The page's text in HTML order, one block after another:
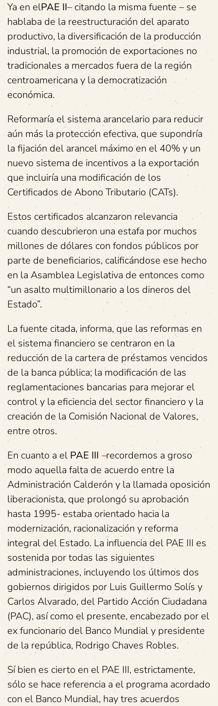
Ya en elPAE II– citando la misma fuente – se
hablaba de la reestructuración del aparato
productivo, la diversificación de la producción
industrial, la promoción de exportaciones no
tradicionales a mercados fuera de la región
centroamericana y la democratización
económica.
Reformaría el sistema arancelario para reducir
aún más la protección efectiva, que supondría
la fijación del arancel máximo en el 40% y un
nuevo sistema de incentivos a la exportación
que incluiría una modificación de los
Certificados de Abono Tributario (CATs).
Estos certificados alcanzaron relevancia
cuando descubrieron una estafa por muchos
millones de dólares con fondos públicos por
parte de beneficiarios, calificándose ese hecho
en la Asamblea Legislativa de entonces como
“un asalto multimillonario a los dineros del
Estado”.
La fuente citada, informa, que las reformas en
el sistema financiero se centraron en la
reducción de la cartera de préstamos vencidos
de la banca pública; la modificación de las
reglamentaciones bancarias para mejorar el
control y la eficiencia del sector financiero y la
creación de la Comisión Nacional de Valores,
entre otros.
En cuanto a elPAE III –recordemos a groso
modo aquella falta de acuerdo entre la
Administración Calderón y la llamada oposición
liberacionista, que prolongó su aprobación
hasta 1995- estaba orientado hacia la
modernización, racionalización y reforma
integral del Estado. La influencia del PAE III es
sostenida por todas las siguientes
administraciones, incluyendo los últimos dos
gobiernos dirigidos por Luis Guillermo Solís y
Carlos Alvarado, del Partido Acción Ciudadana
(PAC), así como el presente, encabezado por el
ex funcionario del Banco Mundial y presidente
de la república, Rodrigo Chaves Robles.
Sí bien es cierto en el PAE III, estrictamente,
sólo se hace referencia a el programa acordado
con el Banco Mundial, hay tres acuerdos